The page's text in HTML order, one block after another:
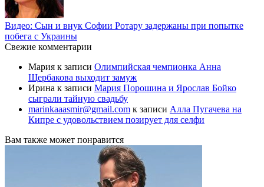
Видео: Сын и внук Софии Ротару задержаны при попытке
побега с Украины
Свежие комментарии
Мария к записи Олимпийская чемпионка Анна
Щербакова выходит замуж
Ирина к записи Мария Порошина и Ярослав Бойко
сыграли тайную свадьбу
marinkaaasmir@gmail.com к записи Алла Пугачева на
Кипре с удовольствием позирует для селфи
Вам также может понравится